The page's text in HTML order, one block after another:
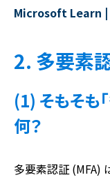
Microsoft Learn |
2. 多要素
(1) そもそも
何？
多要素認証 (MFA)